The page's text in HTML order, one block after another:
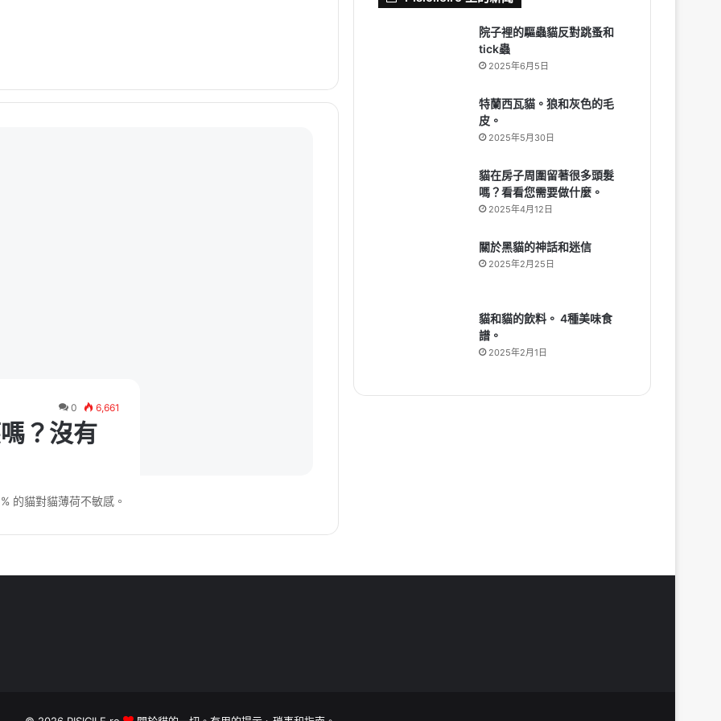
0 6,661
？沒有
的貓對貓薄荷不敏感。
院子裡的驅蟲貓反對跳蚤和
tick蟲
2025年6月5日
特蘭西瓦貓。狼和灰色的毛
皮。
2025年5月30日
貓在房子周圍留著很多頭髮
嗎？看看您需要做什麼。
2025年4月12日
關於黑貓的神話和迷信
2025年2月25日
貓和貓的飲料。 4種美味食
譜。
2025年2月1日